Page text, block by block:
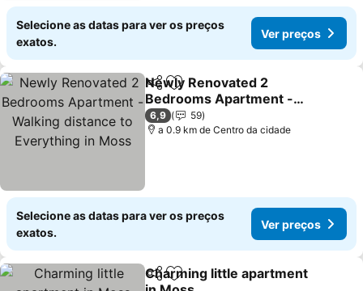
Selecione as datas para ver os preços
exatos.
Ver preços
PartilharAdicionar aos favoritos
Newly Renovated 2
Bedrooms Apartment -
Walking distance to
Everything in Moss
Ver preços
6,9
59
a 0.9 km de Centro da cidade
Selecione as datas para ver os preços
exatos.
Ver preços
PartilharAdicionar aos favoritos
Charming little apartment